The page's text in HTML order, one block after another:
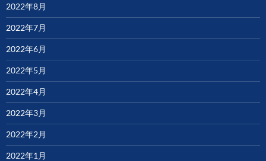
2022年8月
2022年7月
2022年6月
2022年5月
2022年4月
2022年3月
2022年2月
2022年1月